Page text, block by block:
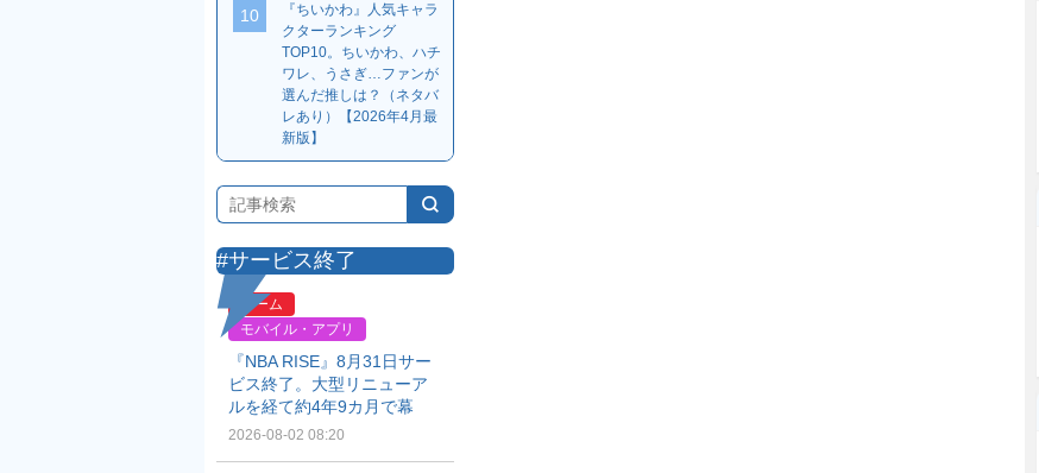
10
『ちいかわ』人気キャラ
クターランキング
TOP10。ちいかわ、ハチ
ワレ、うさぎ…ファンが
選んだ推しは？（ネタバ
レあり）【2026年4月最
新版】
#サービス終了
ゲーム
モバイル・アプリ
『NBA RISE』8月31日サー
ビス終了。大型リニューア
ルを経て約4年9カ月で幕
2026-08-02 08:20